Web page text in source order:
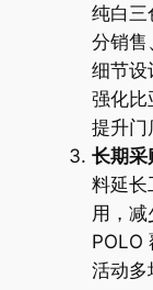
纯白三
分销售
细节设
强化比
提升门
长期采
料延长
用，
POLO
活动多